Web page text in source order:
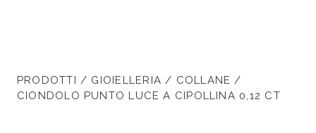
PRODOTTI / GIOIELLERIA / COLLANE /
CIONDOLO PUNTO LUCE A CIPOLLINA 0,12 CT